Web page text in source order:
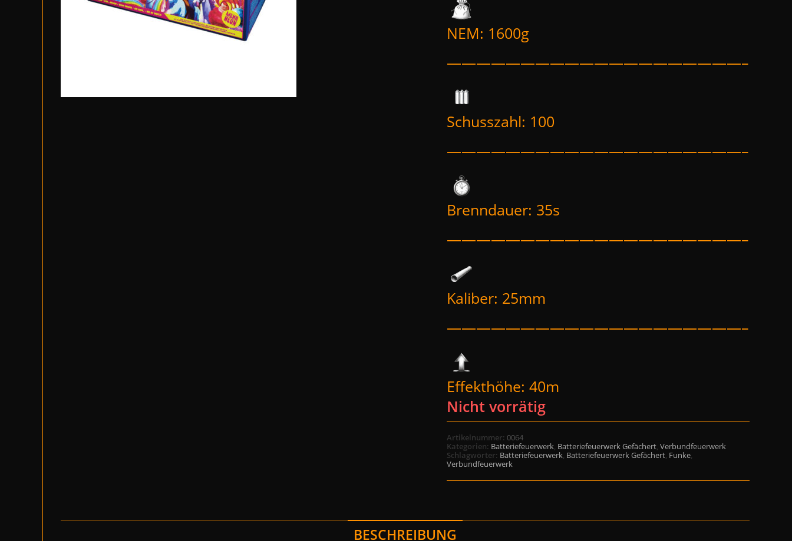
NEM: 1600g
————————————————————–
Schusszahl: 100
————————————————————–
Brenndauer: 35s
————————————————————–
Kaliber: 25mm
————————————————————–
Effekthöhe: 40m
Nicht vorrätig
Artikelnummer: 0064
Kategorien: Batteriefeuerwerk, Batteriefeuerwerk Gefächert, Verbundfeuerwerk
Schlagwörter: Batteriefeuerwerk, Batteriefeuerwerk Gefächert, Funke,
Verbundfeuerwerk
BESCHREIBUNG